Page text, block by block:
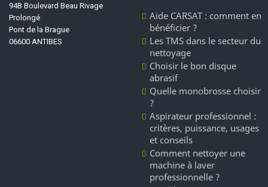
94B Boulevard Beau Rivage
Prolongé
Pont de la Brague
06600 ANTIBES
Aide CARSAT : comment en
bénéficier ?
Les TMS dans le secteur du
nettoyage
Choisir le bon disque
abrasif
Quelle monobrosse choisir
?
Aspirateur professionnel :
critères, puissance, usages
et conseils
Comment nettoyer une
machine à laver
professionnelle ?